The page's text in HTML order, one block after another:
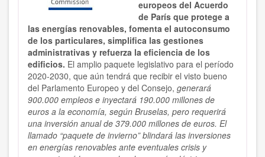
europeos del Acuerdo
de París que protege a
las energías renovables, fomenta el autoconsumo
de los particulares, simplifica las gestiones
administrativas y refuerza la eficiencia de los
edificios. El amplio paquete legislativo para el período
2020-2030, que aún tendrá que recibir el visto bueno
del Parlamento Europeo y del Consejo, generará
900.000 empleos e inyectará 190.000 millones de
euros a la economía, según Bruselas, pero requerirá
una inversión anual de 379.000 millones de euros. El
llamado “paquete de invierno” blindará las inversiones
en energías renovables ante eventuales crisis y